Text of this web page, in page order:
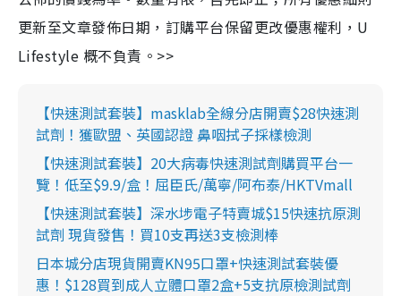
更新至文章發佈日期，訂購平台保留更改優惠權利，U
Lifestyle 概不負責。>>
【快速測試套裝】masklab全線分店開賣$28快速測
試劑！獲歐盟、英國認證 鼻咽拭子採樣檢測
【快速測試套裝】20大病毒快速測試劑購買平台一
覽！低至$9.9/盒！屈臣氏/萬寧/阿布泰/HKTVmall
【快速測試套裝】深水埗電子特賣城$15快速抗原測
試劑 現貨發售！買10支再送3支檢測棒
日本城分店現貨開賣KN95口罩+快速測試套裝優
惠！$128買到成人立體口罩2盒+5支抗原檢測試劑